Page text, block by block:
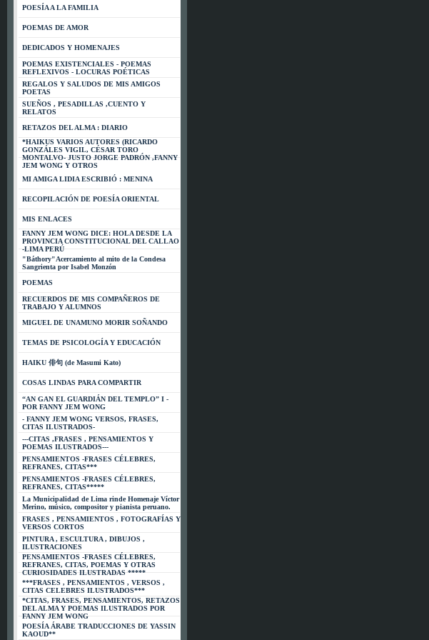
POESÍA A LA FAMILIA
POEMAS DE AMOR
DEDICADOS Y HOMENAJES
POEMAS EXISTENCIALES - POEMAS
REFLEXIVOS - LOCURAS POÉTICAS
REGALOS Y SALUDOS DE MIS AMIGOS
POETAS
SUEÑOS , PESADILLAS ,CUENTO Y
RELATOS
RETAZOS DEL ALMA : DIARIO
*HAIKUS VARIOS AUTORES (RICARDO
GONZÁLES VIGIL, CÉSAR TORO
MONTALVO- JUSTO JORGE PADRÓN ,FANNY
JEM WONG Y OTROS
MI AMIGA LIDIA ESCRIBIÓ : MENINA
RECOPILACIÓN DE POESÍA ORIENTAL
MIS ENLACES
FANNY JEM WONG DICE: HOLA DESDE LA
PROVINCIA CONSTITUCIONAL DEL CALLAO
-LIMA PERÚ
"Báthory"Acercamiento al mito de la Condesa
Sangrienta por Isabel Monzón
POEMAS
RECUERDOS DE MIS COMPAÑEROS DE
TRABAJO Y ALUMNOS
MIGUEL DE UNAMUNO MORIR SOÑANDO
TEMAS DE PSICOLOGÍA Y EDUCACIÓN
HAIKU 俳句 (de Masumi Kato)
COSAS LINDAS PARA COMPARTIR
“AN GAN EL GUARDIÁN DEL TEMPLO” I -
POR FANNY JEM WONG
- FANNY JEM WONG VERSOS, FRASES,
CITAS ILUSTRADOS-
---CITAS ,FRASES , PENSAMIENTOS Y
POEMAS ILUSTRADOS---
PENSAMIENTOS -FRASES CÉLEBRES,
REFRANES, CITAS***
PENSAMIENTOS -FRASES CÉLEBRES,
REFRANES, CITAS*****
La Municipalidad de Lima rinde Homenaje Víctor
Merino, músico, compositor y pianista peruano.
FRASES , PENSAMIENTOS , FOTOGRAFÍAS Y
VERSOS CORTOS
PINTURA , ESCULTURA , DIBUJOS ,
ILUSTRACIONES
PENSAMIENTOS -FRASES CÉLEBRES,
REFRANES, CITAS, POEMAS Y OTRAS
CURIOSIDADES ILUSTRADAS *****
***FRASES , PENSAMIENTOS , VERSOS ,
CITAS CELEBRES ILUSTRADOS***
*CITAS, FRASES, PENSAMIENTOS, RETAZOS
DEL ALMA Y POEMAS ILUSTRADOS POR
FANNY JEM WONG
POESÍA ÁRABE TRADUCCIONES DE YASSIN
KAOUD**